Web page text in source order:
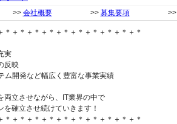
>> 会社概要>> 募集要項>>
＊＋＊＋＊＋＊＋＊＋＊＋＊＋＊＋＊＋＊
実
反映
ム開発など幅広く豊富な事業実績
させながら、IT業界の中で
立させ続けていきます！
＊＋＊＋＊＋＊＋＊＋＊＋＊＋＊＋＊＋＊